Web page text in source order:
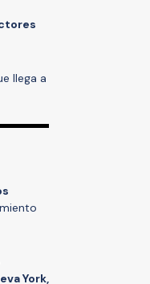
llega a
York,